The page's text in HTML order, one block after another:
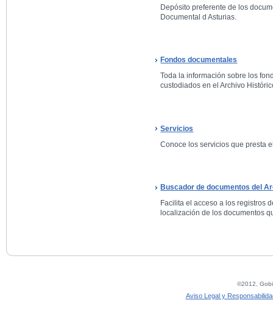
Depósito preferente de los
Documental d Asturias.
Fondos documentales
Toda la información sobre los
custodiados en el Archivo
Servicios
Conoce los servicios que presta
Buscador de documentos del
Facilita el acceso a los registros
localización de los documentos
©2012,
Aviso Legal y